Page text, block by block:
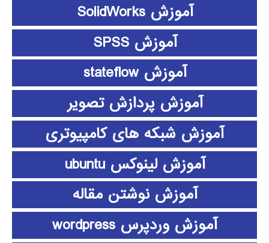
آموزش SolidWorks
آموزش SPSS
آموزش stateflow
آموزش پردازش تصویر
آموزش شبکه های کامپیوتری
آموزش لینوکس ubuntu
آموزش نوشتن مقاله
آموزش وردپرس wordpress